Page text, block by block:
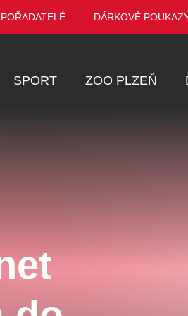
POŘADATELÉ DÁRKOVÉ
SPORT ZOO PLZEŇ
Open Air